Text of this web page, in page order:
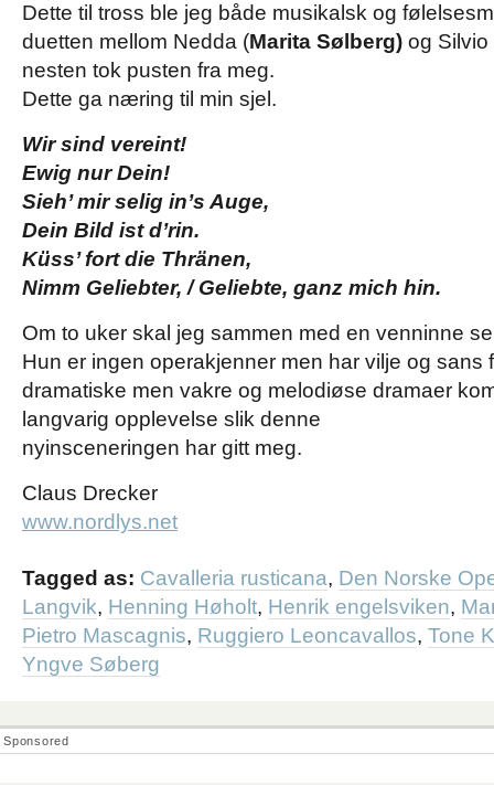
Dette til tross ble jeg både musikalsk og
duetten mellom Nedda (Marita Sølberg) og Silvio
nesten tok pusten fra meg.
Dette ga næring til min sjel.
Wir sind vereint!
Ewig nur Dein!
Sieh’ mir selig in’s Auge,
Dein Bild ist d’rin.
Küss’ fort die Thränen,
Nimm Geliebter, / Geliebte, ganz mich hin.
Om to uker skal jeg sammen med en venninne
Hun er ingen operakjenner men har vilje og sans
dramatiske men vakre og melodiøse dramaer
langvarig opplevelse slik denne
nyinsceneringen har gitt meg.
Claus Drecker
www.nordlys.net
Tagged as: Cavalleria rusticana, Den Norske
Langvik, Henning Høholt, Henrik engelsviken,
Pietro Mascagnis, Ruggiero Leoncavallos, Tone
Yngve Søberg
Sponsored